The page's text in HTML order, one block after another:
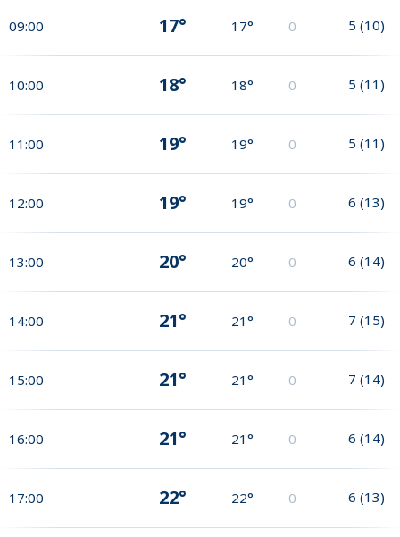
09:00 17° 17° 0 5 (10)
10:00 18° 18° 0 5 (11)
11:00 19° 19° 0 5 (11)
12:00 19° 19° 0 6 (13)
13:00 20° 20° 0 6 (14)
14:00 21° 21° 0 7 (15)
15:00 21° 21° 0 7 (14)
16:00 21° 21° 0 6 (14)
17:00 22° 22° 0 6 (13)